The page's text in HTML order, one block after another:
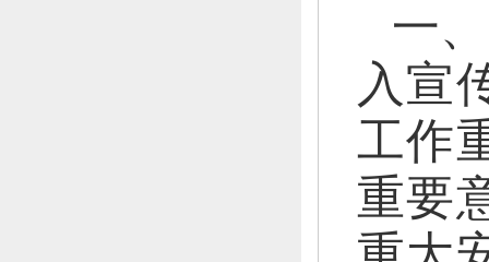
一、
入宣
工作
重要